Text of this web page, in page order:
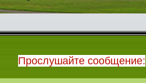
Прослушайте сообщение: